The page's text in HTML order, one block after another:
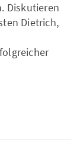
Diskutieren
Dietrich,